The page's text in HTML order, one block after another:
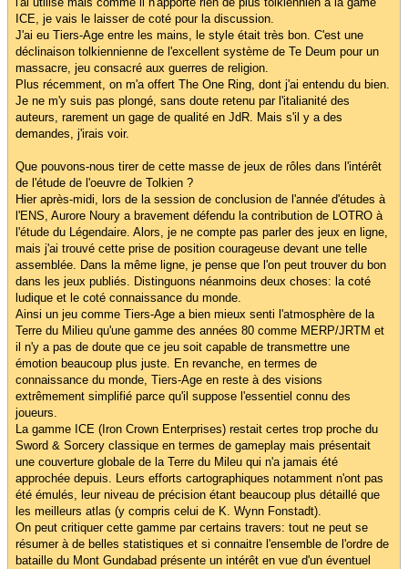
ICE, je vais le laisser de coté pour la discussion.
J'ai eu Tiers-Age entre les mains, le style était très bon. C'est une
déclinaison tolkiennienne de l'excellent système de Te Deum pour un
massacre, jeu consacré aux guerres de religion.
Plus récemment, on m'a offert The One Ring, dont j'ai entendu du bien.
Je ne m'y suis pas plongé, sans doute retenu par l'italianité des
auteurs, rarement un gage de qualité en JdR. Mais s'il y a des
demandes, j'irais voir.
Que pouvons-nous tirer de cette masse de jeux de rôles dans l'intérêt
de l'étude de l'oeuvre de Tolkien ?
Hier après-midi, lors de la session de conclusion de l'année d'études à
l'ENS, Aurore Noury a bravement défendu la contribution de LOTRO à
l'étude du Légendaire. Alors, je ne compte pas parler des jeux en ligne,
mais j'ai trouvé cette prise de position courageuse devant une telle
assemblée. Dans la même ligne, je pense que l'on peut trouver du bon
dans les jeux publiés. Distinguons néanmoins deux choses: la coté
ludique et le coté connaissance du monde.
Ainsi un jeu comme Tiers-Age a bien mieux senti l'atmosphère de la
Terre du Milieu qu'une gamme des années 80 comme MERP/JRTM et
il n'y a pas de doute que ce jeu soit capable de transmettre une
émotion beaucoup plus juste. En revanche, en termes de
connaissance du monde, Tiers-Age en reste à des visions
extrêmement simplifié parce qu'il suppose l'essentiel connu des
joueurs.
La gamme ICE (Iron Crown Enterprises) restait certes trop proche du
Sword & Sorcery classique en termes de gameplay mais présentait
une couverture globale de la Terre du Mileu qui n'a jamais été
approchée depuis. Leurs efforts cartographiques notamment n'ont pas
été émulés, leur niveau de précision étant beaucoup plus détaillé que
les meilleurs atlas (y compris celui de K. Wynn Fonstadt).
On peut critiquer cette gamme par certains travers: tout ne peut se
résumer à de belles statistiques et si connaitre l'ensemble de l'ordre de
bataille du Mont Gundabad présente un intérêt en vue d'un éventuel